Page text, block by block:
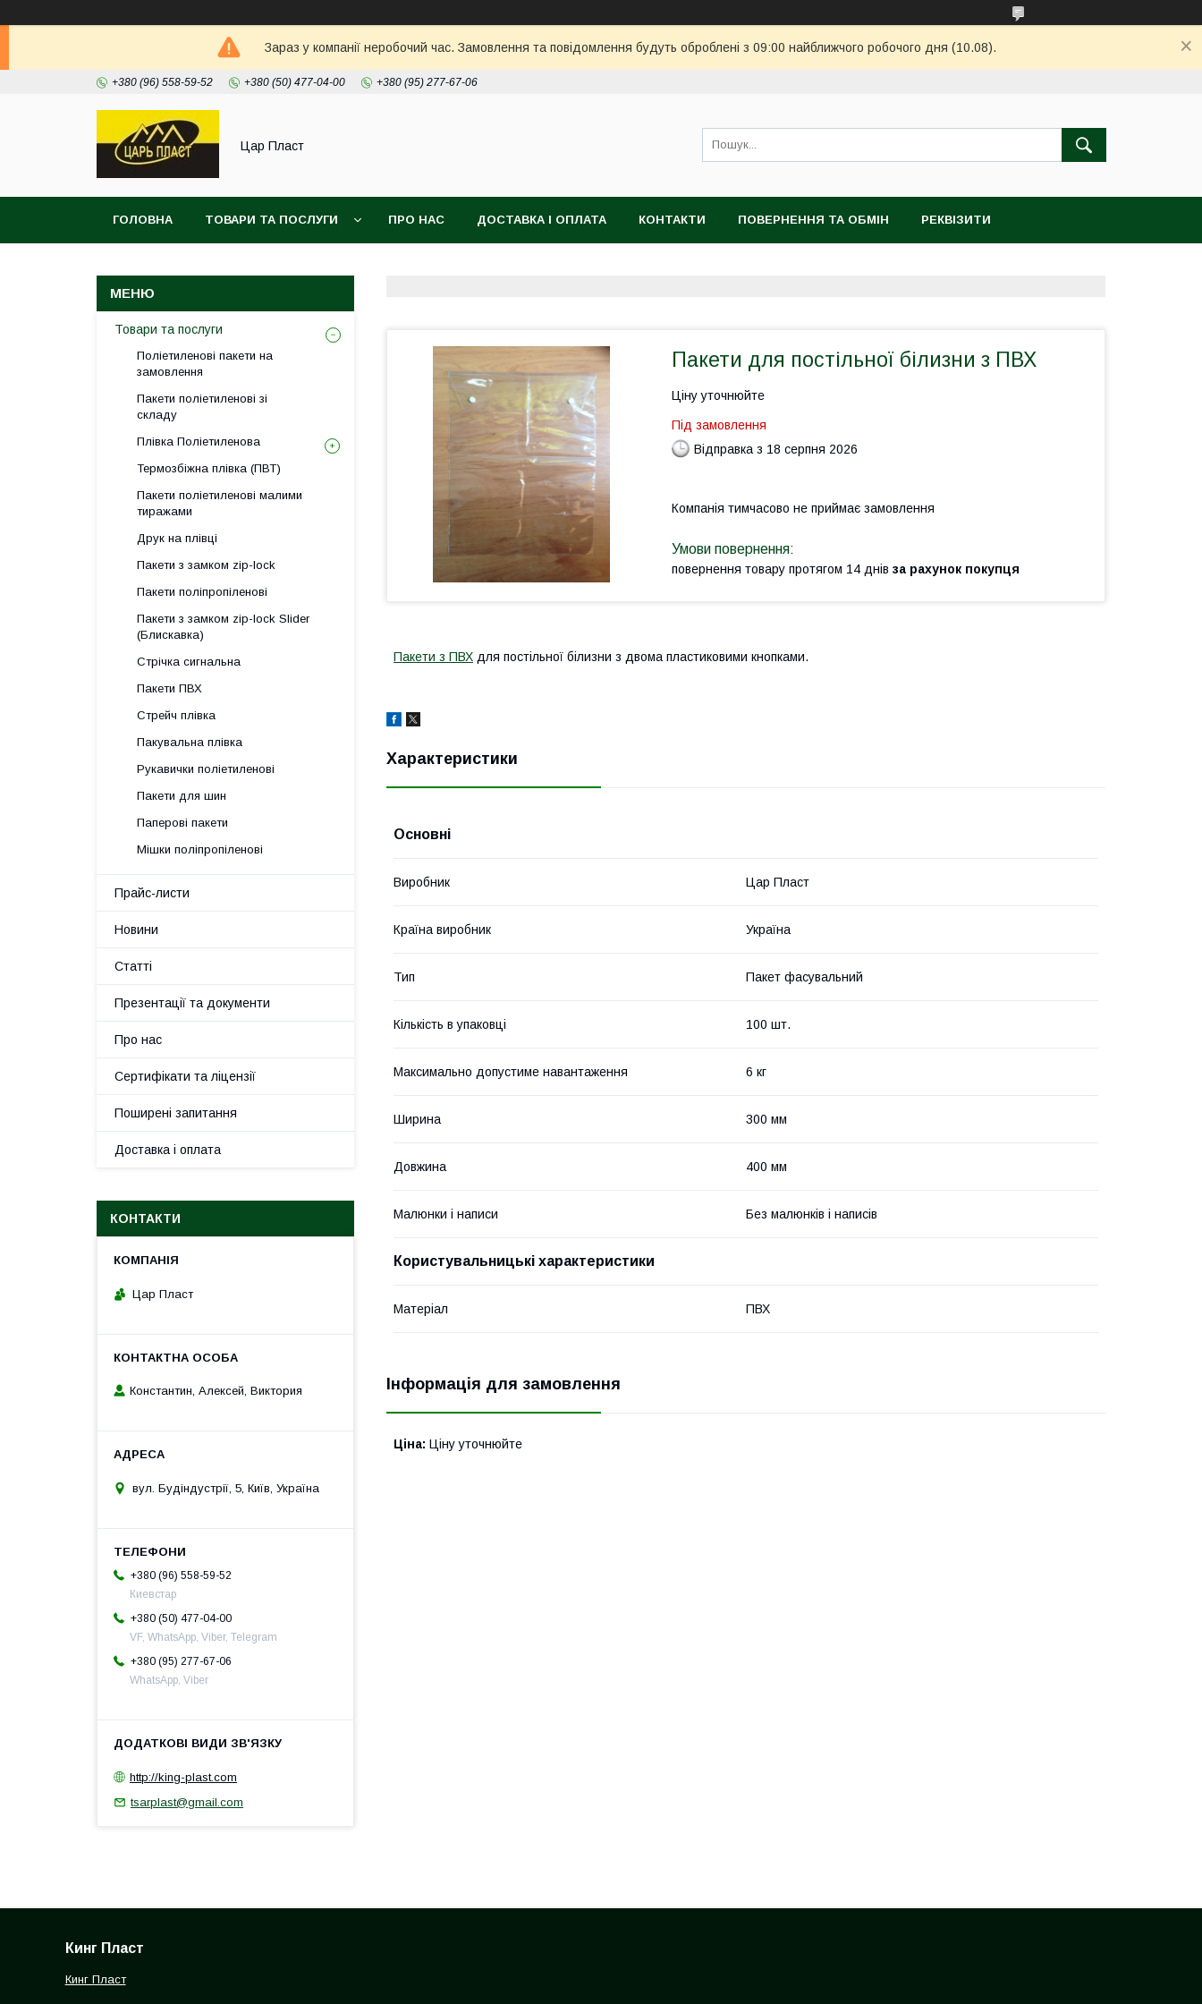
Зараз у компанії неробочий час. Замовлення та повідомлення будуть оброблені з 09:00 найближчого робочого дня (10.08).
+380 (96) 558-59-52 +380 (50) 477-04-00 +380 (95) 277-67-06
Цар Пласт
ГОЛОВНА ТОВАРИ ТА ПОСЛУГИ ПРО НАС ДОСТАВКА І ОПЛАТА КОНТАКТИ ПОВЕРНЕННЯ ТА ОБМІН РЕКВІЗИТИ
Пакети для постільної білизни з ПВХ
Ціну уточнюйте
Під замовлення
Відправка з 18 серпня 2026
Компанія тимчасово не приймає замовлення
повернення товару протягом 14 днів за рахунок покупця
Пакети з ПВХ для постільної білизни з двома пластиковими кнопками.
Характеристики
Основні
Виробник Цар Пласт
Країна виробник Україна
Тип Пакет фасувальний
Кількість в упаковці 100 шт.
Максимально допустиме навантаження 6 кг
Ширина 300 мм
Довжина 400 мм
Малюнки і написи Без малюнків і написів
Користувальницькі характеристики
Матеріал ПВХ
Інформація для замовлення
Ціна: Ціну уточнюйте
Товари та послуги
Поліетиленові пакети на
замовлення
Пакети поліетиленові зі
складу
Плівка Поліетиленова
Термозбіжна плівка (ПВТ)
Пакети поліетиленові малими
тиражами
Друк на плівці
Пакети з замком zip-lock
Пакети поліпропіленові
Пакети з замком zip-lock Slider
(Блискавка)
Стрічка сигнальна
Пакети ПВХ
Стрейч плівка
Пакувальна плівка
Рукавички поліетиленові
Пакети для шин
Паперові пакети
Мішки поліпропіленові
Прайс-листи
Новини
Статті
Презентації та документи
Про нас
Сертифікати та ліцензії
Поширені запитання
Доставка і оплата
КОНТАКТИ
Цар Пласт
Константин, Алексей, Виктория
вул. Будіндустрії, 5, Київ, Україна
+380 (96) 558-59-52
Киевстар
+380 (50) 477-04-00
VF, WhatsApp, Viber, Telegram
+380 (95) 277-67-06
WhatsApp, Viber
http://king-plast.com
tsarplast@gmail.com
Кинг Пласт
Кинг Пласт